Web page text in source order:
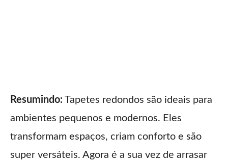
Resumindo: Tapetes redondos são ideais para
ambientes pequenos e modernos. Eles
transformam espaços, criam conforto e são
super versáteis. Agora é a sua vez de arrasar